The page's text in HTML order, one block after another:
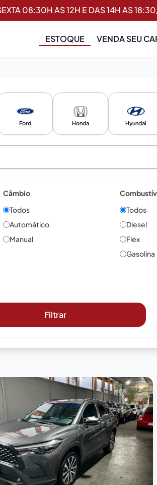
08:30H AS 12H E DAS 14H AS
ESTOQUE VENDA SEU
Ford Honda Hyundai
Câmbio
Todos
Automático
Manual
Todos
Diesel
Flex
Gasolina
Filtrar